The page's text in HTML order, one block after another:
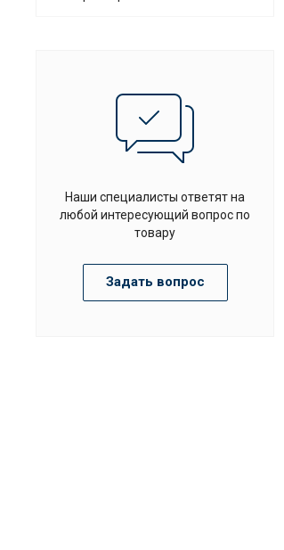
Наши специалисты ответят на
любой интересующий вопрос по
товару
Задать вопрос